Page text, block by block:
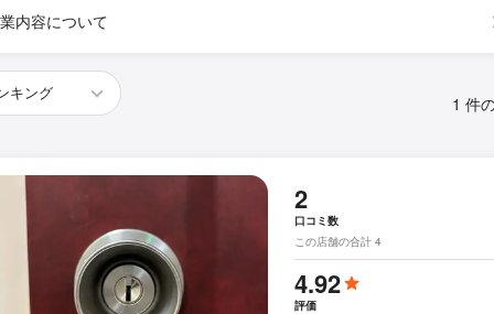
内容について
1 件
2
口コミ数
この店舗の合計 4
4.92
評価